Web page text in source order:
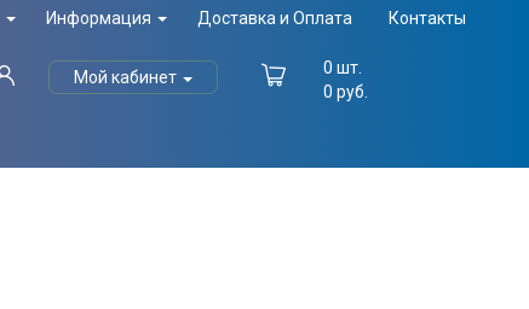
Информация Доставка и Оплата Контакты
Мой кабинет
0 шт.
0 руб.